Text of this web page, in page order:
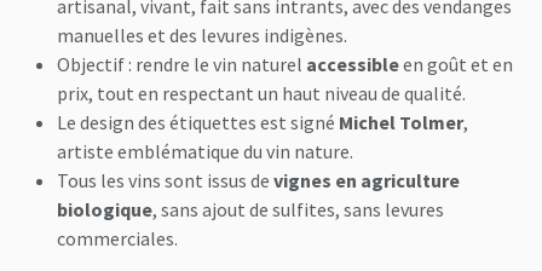
artisanal, vivant, fait sans intrants, avec des vendanges
manuelles et des levures indigènes.
Objectif : rendre le vin naturel accessibleen goût et en
prix, tout en respectant un haut niveau de qualité.
Le design des étiquettes est signé Michel Tolmer,
artiste emblématique du vin nature.
Tous les vins sont issus de vignes en agriculture
biologique, sans ajout de sulfites, sans levures
commerciales.